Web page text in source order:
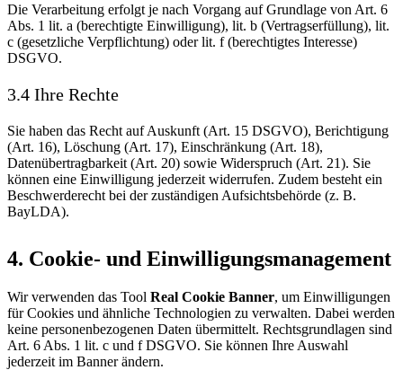
Die Verarbeitung erfolgt je nach Vorgang auf Grundlage von Art. 6
Abs. 1 lit. a (berechtigte Einwilligung), lit. b (Vertragserfüllung), lit.
c (gesetzliche Verpflichtung) oder lit. f (berechtigtes Interesse)
DSGVO.
3.4 Ihre Rechte
Sie haben das Recht auf Auskunft (Art. 15 DSGVO), Berichtigung
(Art. 16), Löschung (Art. 17), Einschränkung (Art. 18),
Datenübertragbarkeit (Art. 20) sowie Widerspruch (Art. 21). Sie
können eine Einwilligung jederzeit widerrufen. Zudem besteht ein
Beschwerderecht bei der zuständigen Aufsichtsbehörde (z. B.
BayLDA).
4. Cookie- und Einwilligungsmanagement
Wir verwenden das Tool Real Cookie Banner, um Einwilligungen
für Cookies und ähnliche Technologien zu verwalten. Dabei werden
keine personenbezogenen Daten übermittelt. Rechtsgrundlagen sind
Art. 6 Abs. 1 lit. c und f DSGVO. Sie können Ihre Auswahl
jederzeit im Banner ändern.